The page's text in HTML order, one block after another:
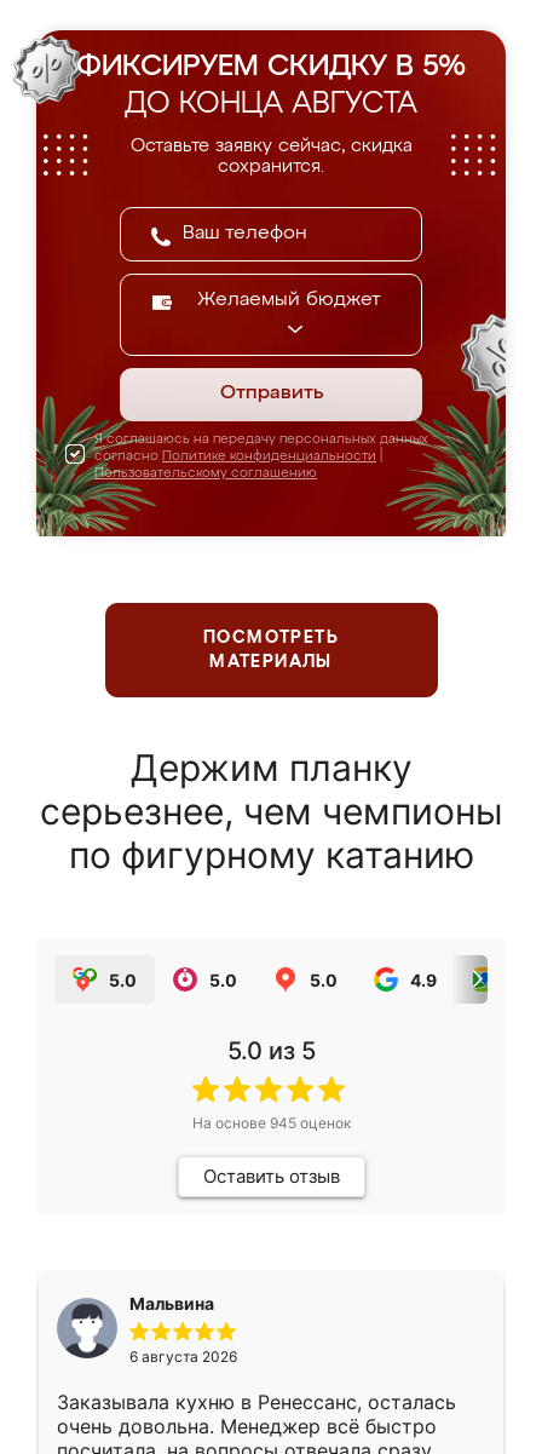
ФИКСИРУЕМ СКИДКУ В 5%
ДО КОНЦА АВГУСТА
Оставьте заявку сейчас, скидка
сохранится.
Желаемый бюджет
Отправить
Я соглашаюсь на передачу персональных данных
согласно Политике конфиденциальности
Пользовательскому соглашению
ПОСМОТРЕТЬ
МАТЕРИАЛЫ
Держим планку
серьезнее, чем чемпионы
по фигурному катанию
5.0 5.0 5.0 4.9
5.0 из 5
На основе 945оценок
Оставить отзыв
Мальвина
6 августа 2026
Заказывала кухню в Ренессанс, осталась
очень довольна. Менеджер всё быстро